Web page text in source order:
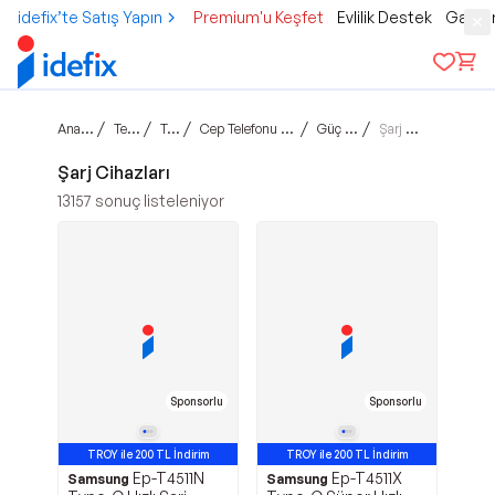
idefix’te Satış Yapın Premium'u Keşfet Evlilik Destek
Ana sayfa / Teknoloji / Telefon / Cep Telefonu Aksesuarları / Güç Ürünleri / Şarj Cihazları
Şarj Cihazları
13157 sonuç listeleniyor
Sponsorlu
TROY ile 200 TL İndirim
Samsung Ep-T4511N
Sponsorlu
TROY ile 200 TL İndirim
Samsung Ep-T4511X